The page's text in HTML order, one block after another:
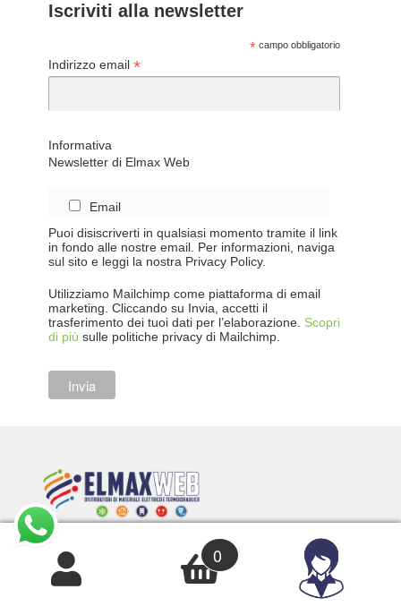
Iscriviti alla newsletter
* campo obbligatorio
Indirizzo email *
Informativa
Newsletter di Elmax Web
Email
Puoi disiscriverti in qualsiasi momento tramite il link
in fondo alle nostre email. Per informazioni, naviga
sul sito e leggi la nostra Privacy Policy.
Utilizziamo Mailchimp come piattaforma di email
marketing. Cliccando su Invia, accetti il
trasferimento dei tuoi dati per l’elaborazione. Scopri
di più sulle politiche privacy di Mailchimp.
Elmaxweb
Via Volta, 24 20099 – Sesto S.
0